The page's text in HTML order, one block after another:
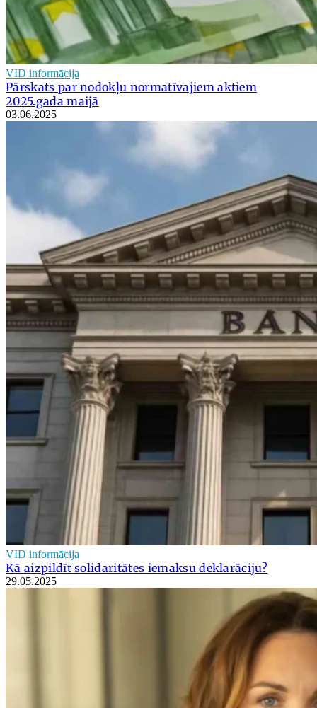
VID informācija
Pārskats par nodokļu normatīvajiem aktiem
2025.gada maijā
03.06.2025
VID informācija
Kā aizpildīt solidaritātes iemaksu deklarāciju?
29.05.2025